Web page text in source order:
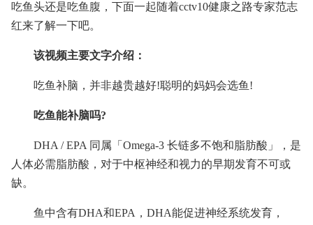
吃鱼头还是吃鱼腹，下面一起随着cctv10健康之路专家范志
红来了解一下吧。
该视频主要文字介绍：
吃鱼补脑，并非越贵越好!聪明的妈妈会选鱼!
吃鱼能补脑吗?
DHA / EPA 同属「Omega-3 长链多不饱和脂肪酸」，是
人体必需脂肪酸，对于中枢神经和视力的早期发育不可或
缺。
鱼中含有DHA和EPA，DHA能促进神经系统发育，